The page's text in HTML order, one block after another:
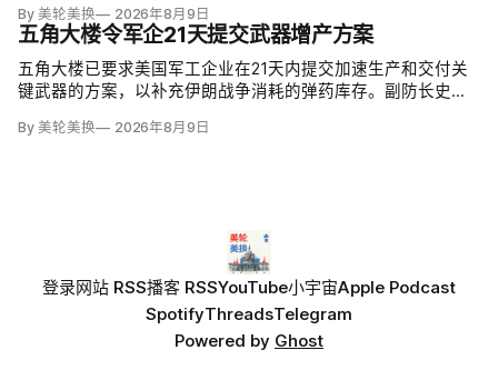
By 美轮美换 2026年8月9日
五角大楼令军企21天提交武器增产方案
五角大楼已要求美国军工企业在21天内提交加速生产和交付关
键武器的方案，以补充伊朗战争消耗的弹药库存。副防长史蒂
可接受，必须立即扩大产能；
By 美轮美换 2026年8月9日
登录网站 RSS播客 RSSYouTube小宇宙Apple Podcast
SpotifyThreadsTelegram
Powered by Ghost